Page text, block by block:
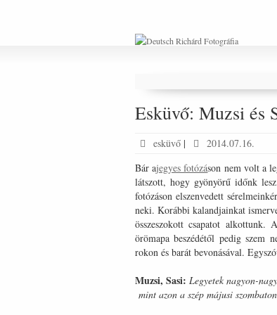
Esküvő: Muzsi és
esküvő |
2014.07.16.
Bár ajegyes fotózáson nem volt a
látszott, hogy gyönyörű időnk
fotózáson elszenvedett
neki. Korábbi kalandjainkat
összeszokott csapatot alkottunk.
örömapa beszédétől pedig szem
rokon és barát bevonásával.
Muzsi, Sasi: Legyetek nagyon-
mint azon a szép májusi